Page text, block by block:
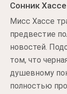
Сонник Хассе
Мисс Хассе
предвестие
новостей.
том, что
душевному
полностью